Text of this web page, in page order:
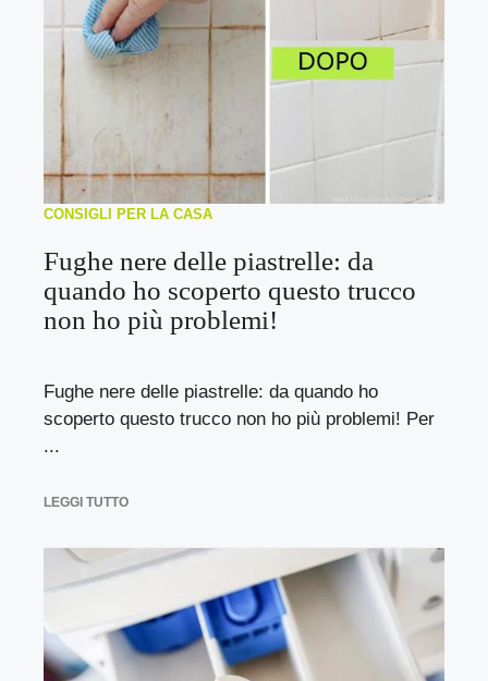
CONSIGLI PER LA CASA
Fughe nere delle piastrelle: da
quando ho scoperto questo trucco
non ho più problemi!
Fughe nere delle piastrelle: da quando ho
scoperto questo trucco non ho più problemi! Per
...
LEGGI TUTTO